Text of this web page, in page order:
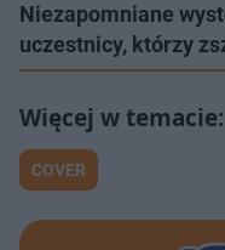
Niezapomniane
uczestnicy, którzy
COVER